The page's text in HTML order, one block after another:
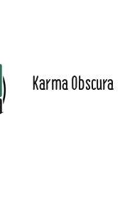
Karma Obscura